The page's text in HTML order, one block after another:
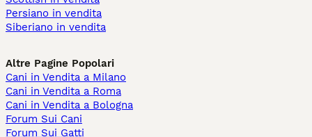
Persiano in vendita
Siberiano in vendita
Altre Pagine Popolari
Cani in Vendita a Milano
Cani in Vendita a Roma
Cani in Vendita a Bologna
Forum Sui Cani
Forum Sui Gatti